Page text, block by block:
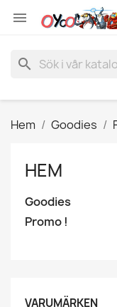

search
Hem Goodies
HEM
Goodies
Promo !
VARUMÄRKEN